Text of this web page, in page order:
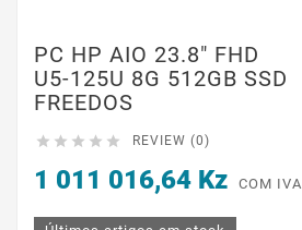
PC HP AIO 23.8" FHD
U5-125U 8G 512GB SSD
FREEDOS
     REVIEW (0)
1 011 016,64 Kz COM IVA